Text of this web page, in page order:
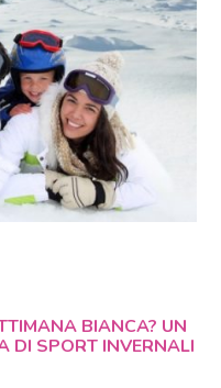
BIANCA? UN
DI SPORT INVERNALI